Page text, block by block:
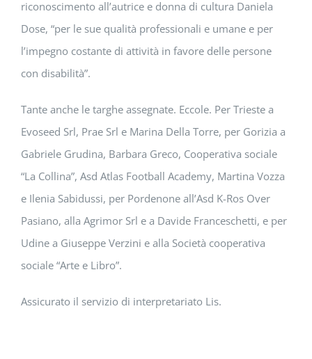
riconoscimento all’autrice e donna di cultura Daniela
Dose, “per le sue qualità professionali e umane e per
l’impegno costante di attività in favore delle persone
con disabilità”.
Tante anche le targhe assegnate. Eccole. Per Trieste a
Evoseed Srl, Prae Srl e Marina Della Torre, per Gorizia a
Gabriele Grudina, Barbara Greco, Cooperativa sociale
“La Collina”, Asd Atlas Football Academy, Martina Vozza
e Ilenia Sabidussi, per Pordenone all’Asd K-Ros Over
Pasiano, alla Agrimor Srl e a Davide Franceschetti, e per
Udine a Giuseppe Verzini e alla Società cooperativa
sociale “Arte e Libro”.
Assicurato il servizio di interpretariato Lis.